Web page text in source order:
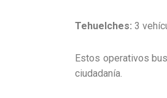
Tehuelches: 3
Estos operativos
ciudadanía.